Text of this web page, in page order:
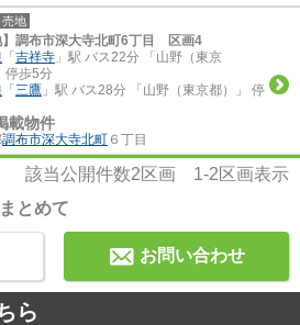
売地
】調布市深大寺北町6丁目 区画4
「 吉祥寺 」駅 バス22分 「山野（東京
停歩5分
「 三鷹 」駅 バス28分 「山野（東京都）」 停
載物件
調布市深大寺北町 ６丁目
該当公開件数2区画 1-2区画表示
とめて
お問い合わせ
ら